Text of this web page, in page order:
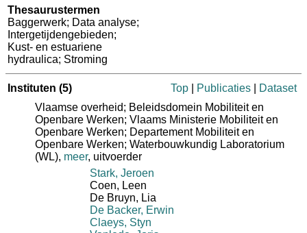
Thesaurustermen
Baggerwerk; Data analyse;
Intergetijdengebieden;
Kust- en estuariene
hydraulica; Stroming
Instituten (5) Top Publicaties
Dataset
Vlaamse overheid; Beleidsdomein Mobiliteit en
Openbare Werken; Vlaams Ministerie Mobiliteit en
Openbare Werken; Departement Mobiliteit en
Openbare Werken; Waterbouwkundig Laboratorium
(WL), meer, uitvoerder
Stark, Jeroen
Coen, Leen
De Bruyn, Lia
De Backer, Erwin
Claeys, Styn